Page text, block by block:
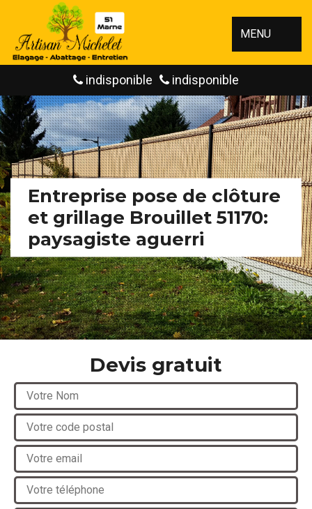
MENU
indisponible indisponible
Entreprise pose de clôture
et grillage Brouillet 51170:
paysagiste aguerri
Devis gratuit